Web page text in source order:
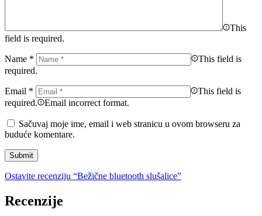
This
field is required.
Name *
This field is
required.
Email *
This field is
required.
Email incorrect format.
Sačuvaj moje ime, email i web stranicu u ovom browseru za
buduće komentare.
Ostavite recenziju “Bežične bluetooth slušalice”
Recenzije